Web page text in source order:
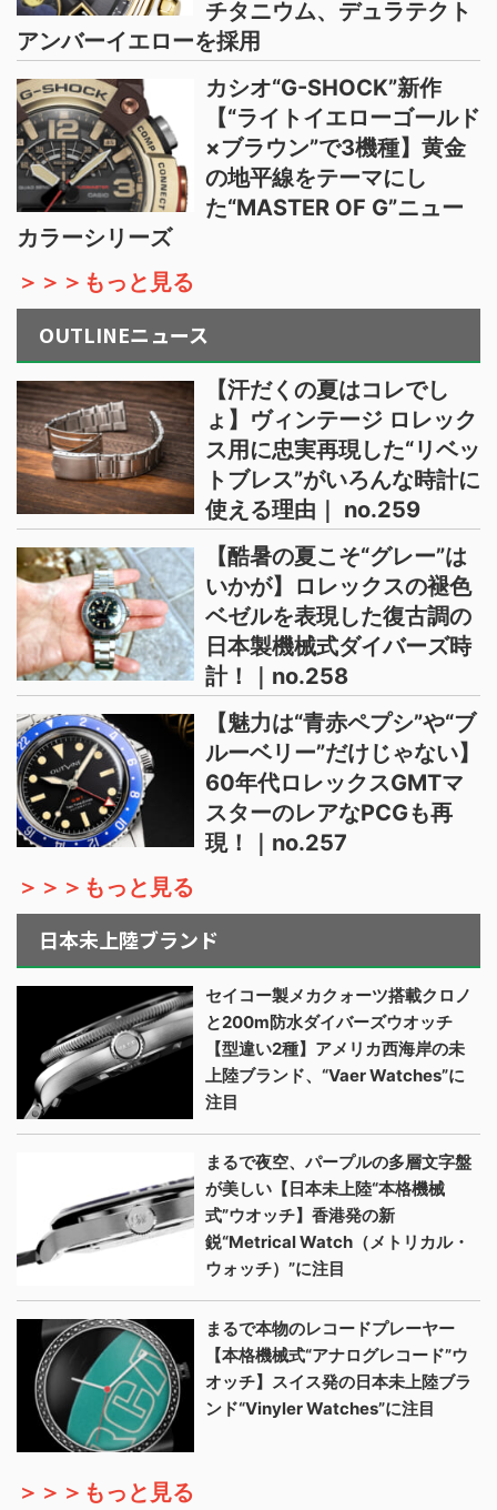
チタニウム、デュラテクト
アンバーイエローを採用
カシオ“G-SHOCK”新作
【“ライトイエローゴールド
×ブラウン”で3機種】黄金
の地平線をテーマにし
た“MASTER OF G”ニュー
カラーシリーズ
＞＞＞もっと見る
OUTLINEニュース
【汗だくの夏はコレでし
ょ】ヴィンテージ ロレック
ス用に忠実再現した“リベッ
トブレス”がいろんな時計に
使える理由｜ no.259
【酷暑の夏こそ“グレー”は
いかが】ロレックスの褪色
ベゼルを表現した復古調の
日本製機械式ダイバーズ時
計！｜no.258
【魅力は“青赤ペプシ”や“ブ
ルーベリー”だけじゃない】
60年代ロレックスGMTマ
スターのレアなPCGも再
現！｜no.257
＞＞＞もっと見る
日本未上陸ブランド
セイコー製メカクォーツ搭載クロノ
と200m防水ダイバーズウオッチ
【型違い2種】アメリカ西海岸の未
上陸ブランド、“Vaer Watches”に
注目
まるで夜空、パープルの多層文字盤
が美しい【日本未上陸“本格機械
式”ウオッチ】香港発の新
鋭“Metrical Watch（メトリカル・
ウォッチ）”に注目
まるで本物のレコードプレーヤー
【本格機械式“アナログレコード”ウ
オッチ】スイス発の日本未上陸ブラ
ンド“Vinyler Watches”に注目
＞＞＞もっと見る